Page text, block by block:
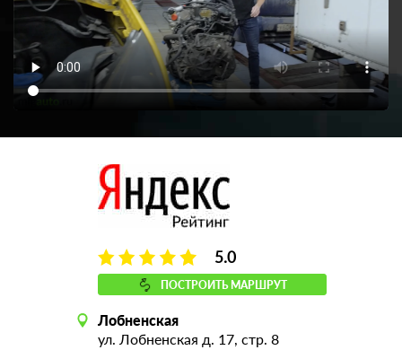
5.0
ПОСТРОИТЬ МАРШРУТ
Лобненская
ул. Лобненская д. 17, стр. 8